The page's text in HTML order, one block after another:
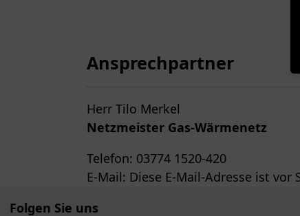
Ansprechpartner
Herr Tilo Merkel
Netzmeister Gas-Wärmenetz
Telefon: 03774 1520-420
E-Mail: Diese E-Mail-Adresse ist
Folgen Sie uns